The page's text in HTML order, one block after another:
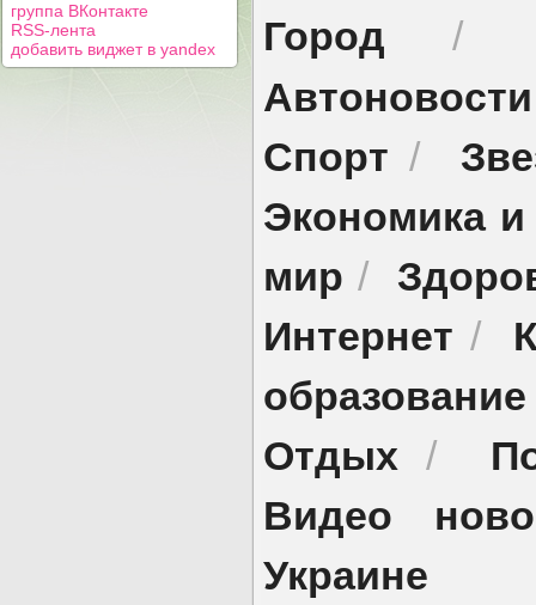
группа ВКонтакте
RSS-лента
добавить виджет в yandex
Город /
Автоновости
Спорт /
Экономика
мир /
Интернет /
образование
Отдых /
Видео
Украине